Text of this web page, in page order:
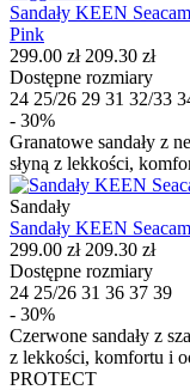
Sandały KEEN
Pink
299.00 zł 209.30 zł
Dostępne rozmiary
24 25/26 29 31 32/33
- 30%
Granatowe sandały z
słyną z lekkości,
Sandały
Sandały KEEN
299.00 zł 209.30 zł
Dostępne rozmiary
24 25/26 31 36 37 39
- 30%
Czerwone sandały z
z lekkości, komfortu i
PROTECT